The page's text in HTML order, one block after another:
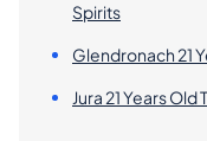
Spirits
Glendronach 21
Jura 21 Years Old